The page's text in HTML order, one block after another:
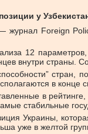
у
журнал Foreign
12
внутри страны.
в конце
в
стабильные
Украины,
уже в желтой